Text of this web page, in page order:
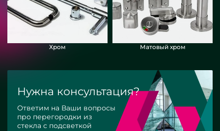
Хром Матовый хром
Нужна консультация?
Ответим на Ваши вопросы
про перегородки из
стекла с подсветкой